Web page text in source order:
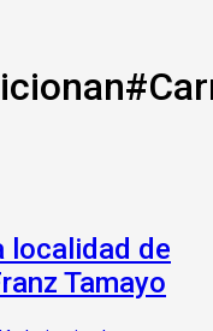
localidad de
Tamayo